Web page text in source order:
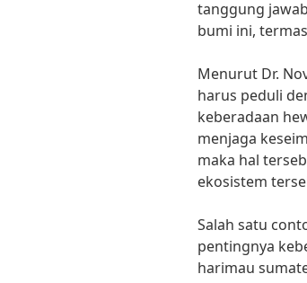
tanggung
bumi ini,
Menurut Dr.
harus peduli
keberadaan
menjaga
maka hal
ekosistem
Salah satu
pentingnya
harimau